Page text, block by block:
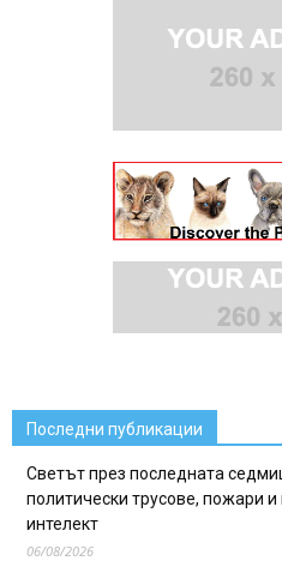
Последни публикации
Светът през последната
политически трусове, пожари и
интелект
06/08/2026